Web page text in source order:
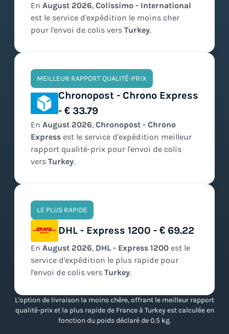
En August 2026, Colissimo - International
est le service d'expédition le moins cher
pour l'envoi de colis vers Turkey.
MEILLEUR RAPPORT QUALITÉ-PRIX
Chronopost - Chrono Express
- € 33.79
En August 2026, Chronopost - Chrono
Express est le service d'expédition meilleur
rapport qualité-prix pour l'envoi de colis
vers Turkey.
LE PLUS RAPIDE
DHL - Express 1200 - € 69.22
En August 2026, DHL - Express 1200 est le
service d'expédition le plus rapide pour
l'envoi de colis vers Turkey.
L'option de livraison la moins chère, offrant le meilleur rapport
qualité-prix et la plus rapide de France à Turkey est calculée en
fonction du poids déclaré de 0.5 kg.